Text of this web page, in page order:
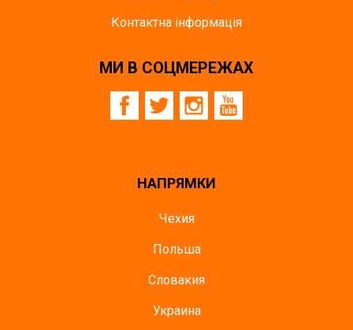
Контактна інформація
МИ В СОЦМЕРЕЖАХ
НАПРЯМКИ
Чехия
Польша
Словакия
Украина